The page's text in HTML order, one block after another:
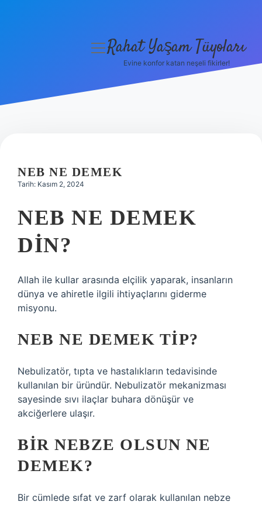
Hakkımızda
menüyü
Rahat Yaşam Tüyoları
Evine konfor katan neşeli fikirler!
NEB NE DEMEK
Tarih: Kasım 2, 2024
NEB NE DEMEK
DIN?
Allah ile kullar arasında elçilik yaparak, insanların
dünya ve ahiretle ilgili ihtiyaçlarını giderme
misyonu.
NEB NE DEMEK TIP?
Nebulizatör, tıpta ve hastalıkların tedavisinde
kullanılan bir üründür. Nebulizatör mekanizması
sayesinde sıvı ilaçlar buhara dönüşür ve
akciğerlere ulaşır.
BIR NEBZE OLSUN NE
DEMEK?
Bir cümlede sıfat ve zarf olarak kullanılan nebze